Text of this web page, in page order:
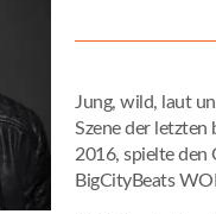
Jung, wild, laut
Szene der letzten
2016, spielte den
BigCityBeats